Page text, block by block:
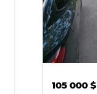
105 000$